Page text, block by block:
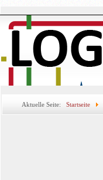
Aktuelle Seite: Startseite